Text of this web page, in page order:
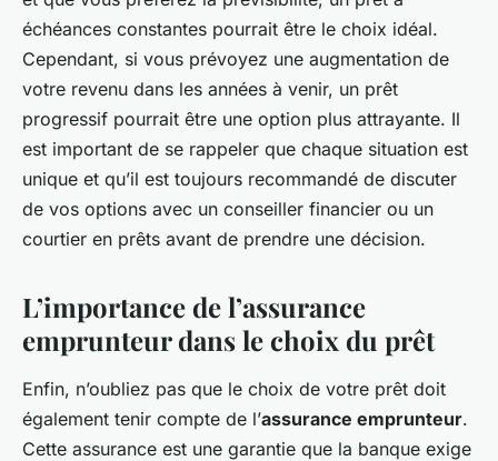
échéances constantes pourrait être le choix idéal.
Cependant, si vous prévoyez une augmentation de
votre revenu dans les années à venir, un prêt
progressif pourrait être une option plus attrayante. Il
est important de se rappeler que chaque situation est
unique et qu’il est toujours recommandé de discuter
de vos options avec un conseiller financier ou un
courtier en prêts avant de prendre une décision.
L’importance de l’assurance
emprunteur dans le choix du prêt
Enfin, n’oubliez pas que le choix de votre prêt doit
également tenir compte de l’assurance emprunteur.
Cette assurance est une garantie que la banque exige